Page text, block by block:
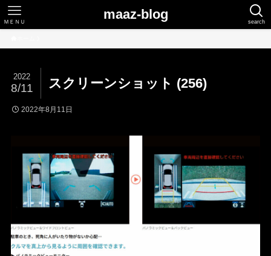
maaz-blog search
ＭＥＮＵ
スクリーンショット (256)
2022
8/11
2022年8月11日